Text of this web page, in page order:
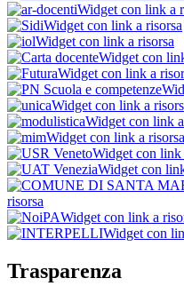
Widget con link a
Widget con link a risorsa
Widget con link a risorsa
Widget con
Widget con link a
Widget con link a
Widget con link
Widget con link a risorsa
Widget con link
Widget con
risorsa
Widget con link a
Widget con
Trasparenza